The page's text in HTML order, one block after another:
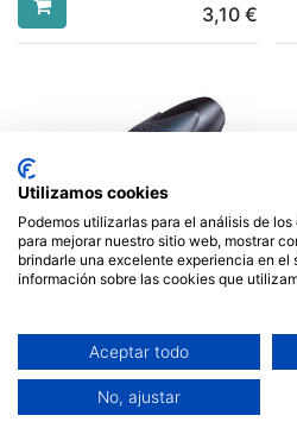
3,10€
canon Neutrik. Mod.
NC3MXX
5,99€
Utilizamos cookies
Podemos utilizarlas para el análisis de
para mejorar nuestro sitio web, mostrar
brindarle una excelente experiencia en el
información sobre las cookies que
Aceptar todo
No, ajustar